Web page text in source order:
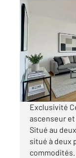
Ref : 4792
Visiter le site
Exclusivité
ascenseur et
Situé au
situé à deux